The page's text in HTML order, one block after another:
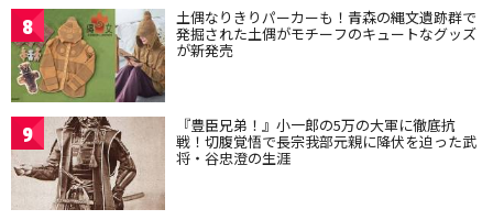
8 土偶なりきりパーカーも！青森の縄文遺跡群で
発掘された土偶がモチーフのキュートなグッズ
が新発売
9 『豊臣兄弟！』小一郎の5万の大軍に徹底抗
戦！切腹覚悟で長宗我部元親に降伏を迫った武
将・谷忠澄の生涯